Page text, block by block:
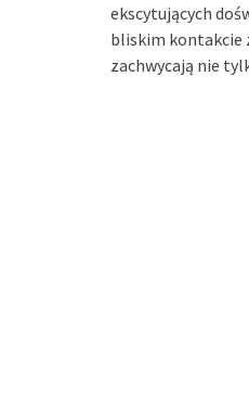
ekscytujących
bliskim kontakcie
zachwycają nie